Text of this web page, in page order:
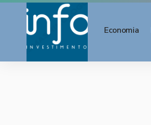
Economia